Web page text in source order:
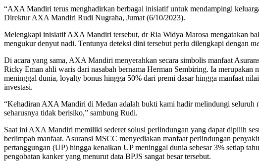
“AXA Mandiri terus menghadirkan berbagai inisiatif untuk mendampingi
Direktur AXA Mandiri Rudi Nugraha, Jumat (6/10/2023).
Melengkapi inisiatif AXA Mandiri tersebut, dr Ria Widya Marosa mengatakan
mengukur denyut nadi. Tentunya deteksi dini tersebut perlu dilengkapi dengan
Di acara yang sama, AXA Mandiri menyerahkan secara simbolis manfaat
Ricky Eman ahli waris dari nasabah bernama Herman Sembiring. Ia
meninggal dunia, loyalty bonus hingga 50% dari premi dasar hingga manfaat
investasi.
“Kehadiran AXA Mandiri di Medan adalah bukti kami hadir melindungi seluruh
seharusnya tidak berisiko,” sambung Rudi.
Saat ini AXA Mandiri memiliki sederet solusi perlindungan yang dapat dipilih
berlimpah manfaat. Asuransi MSCC menyediakan manfaat perlindungan
pertanggungan (UP) hingga kenaikan UP meninggal dunia sebesar 3% setiap
pengobatan kanker yang menurut data BPJS sangat besar tersebut.